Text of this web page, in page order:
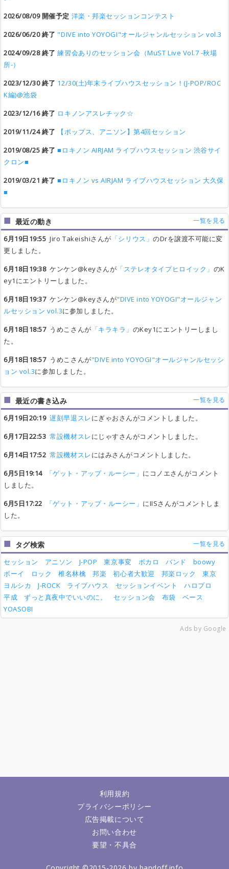
2026/08/09 開催予定 洋楽・邦楽セッションコンテスト
2026/06/20 終了 "DIVE into YOYOGI"オールジャンルセッション vol.3
2024/09/28 終了 練習会ありのセッション会（MuST Live Vol.7 -秋場
所-）
2023/12/30 終了 12/30(土)年末ライブハウスセッション！(J-POP/ROC
K編)@池袋
2023/12/16 終了 ロキノンアスレチック☆
2019/11/24 終了
【ポップス、アニソン】第4回セッション
2019/08/25 終了 ■ロキノン AIRJAM ライブハウスセッション 渋谷サイ
クロン■
2019/03/21 終了 ■ロキノン vs AIRJAM ライブハウスセッション 大久保
■
最近の動き 一覧を見る
6月19日19:55 Jiro Takeishiさんが 「シリウス」のDrを譲渡不可能に変
更しました。
6月18日19:38ケンケン@keyさんが 「ステレオタイプヒロイック」 のK
ey1にエントリーしました。
6月18日19:37ケンケン@keyさんが"DIVE into YOYOGI"オールジャン
ルセッション vol.3に参加しました。
6月18日18:57うめこさんが 「キラキラ」 のKey1にエントリーしまし
た。
6月18日18:57うめこさんが"DIVE into YOYOGI"オールジャンルセッシ
ョン vol.3に参加しました。
最近の書き込み 一覧を見る
6月19日20:19 遅刻早退スレにぎゃおさんがコメントしました。
6月17日22:53 常設機材スレにじゃすさんがコメントしました。
6月14日17:52 常設機材スレにはみさんがコメントしました。
6月5日19:14
「ゲット・アップ・ルーシー」 にコノエさんがコメント
しました。
6月5日17:22
「ゲット・アップ・ルーシー」 にIISさんがコメントしま
した。
タグ検索 一覧を見る
セッション アニソン J-POP 東京事変 ボカロ バンド
boowy
ボーイ
ロック 椎名林檎 邦楽 初心者大歓迎 邦楽ロック
東京
ヨルシカ
J-ROCK ライブハウス セッションイベント
ハロプロ
平成
ずっと真夜中でいいのに。 セッション会 布袋
ベース
YOASOBI
Ads by Google
利用規約
プライバシーポリシー
広告掲載について
お問い合わせ
要望・不具合